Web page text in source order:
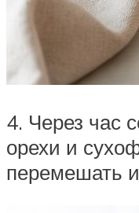
4. Через час
орехи и
перемешать